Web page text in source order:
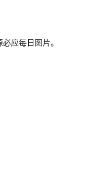
应每日图片。